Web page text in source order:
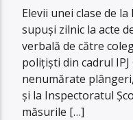
Elevii unei clase de
supuşi zilnic la acte
verbală de către
poliţişti din cadrul
nenumărate
şi la Inspectoratul
măsurile […]